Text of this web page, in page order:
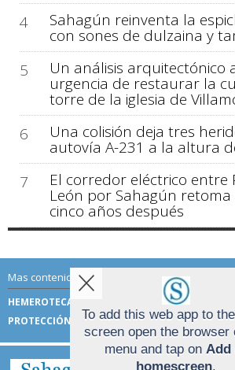
4
Sahagún reinventa la
con sones de dulzaina y
5
Un análisis arquitectónico
urgencia de restaurar la
torre de la iglesia de
6
Una colisión deja tres
autovía A-231 a la altura
7
El corredor eléctrico entre
León por Sahagún
cinco años después
Mas contenido de Sahagún Digital:
HEMEROTECA
TÉRMINOS
PROTECCIÓN DE DATOSTo add this web app to
screen open the browser
menu and tap on Add
homescreen.
Aviso sobre el Uso de
Utilizamos cookies